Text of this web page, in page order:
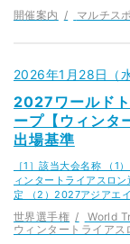
開催案内 マルチス
2026年1月28日（水
2027ワールド
ープ【ウィンタ
出場基準
［1］該当大会名称 （1
ィンタートライアスロ
定 （2）2027アジアエ
世界選手権 World
ウィンタートライアス